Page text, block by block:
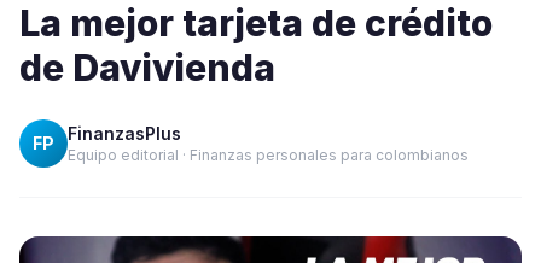
La mejor tarjeta de crédito
de Davivienda
FP FinanzasPlus
Equipo editorial · Finanzas personales para colombianos